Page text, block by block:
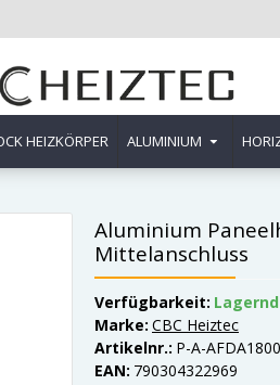
HEIZKÖRPER ALUMINIUM
Aluminium
Mittelanschluss
Verfügbarkeit: Lagernd
Marke: CBC Heiztec
Artikelnr.: P-A-
EAN: 790304322969